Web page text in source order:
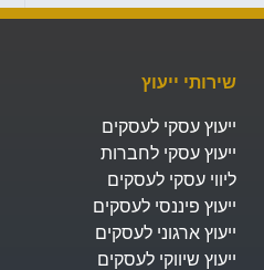
שירותי ייעוץ
ייעוץ עסקי לעסקים
ייעוץ עסקי לחברות
ליווי עסקי לעסקים
ייעוץ פיננסי לעסקים
ייעוץ ארגוני לעסקים
ייעוץ שיווקי לעסקים